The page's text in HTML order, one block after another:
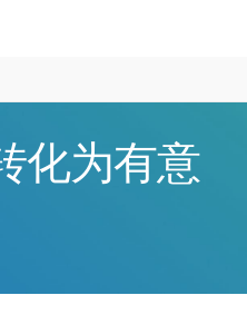
化为有意
生殖健康
遗传病和罕见病